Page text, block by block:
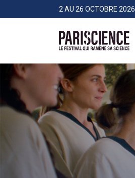
>Aller au contenu2 AU 26 OCTOBRE 2026
Panneau de gestion des cookies